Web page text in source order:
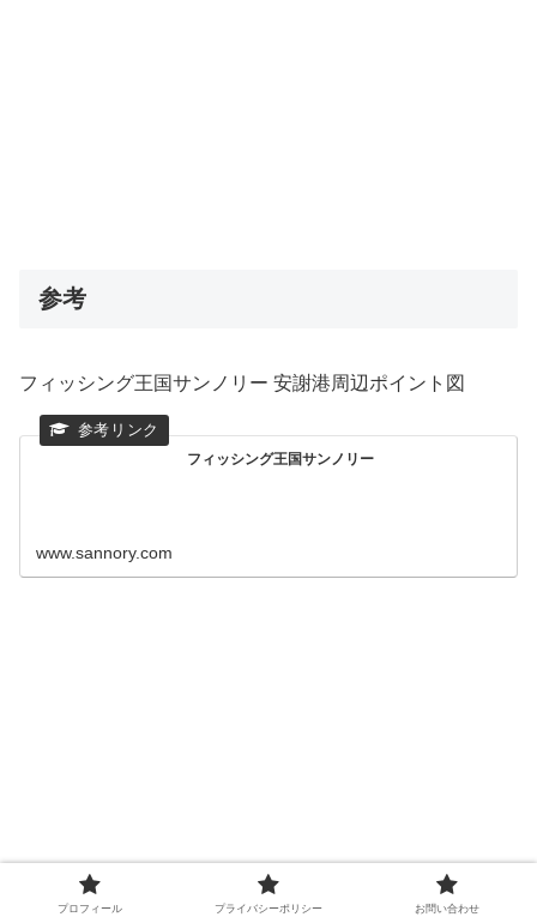
参考
フィッシング王国サンノリー 安謝港周辺ポイント図
フィッシング王国サンノリー
www.sannory.com
プロフィール プライバシーポリシー お問い合わせ